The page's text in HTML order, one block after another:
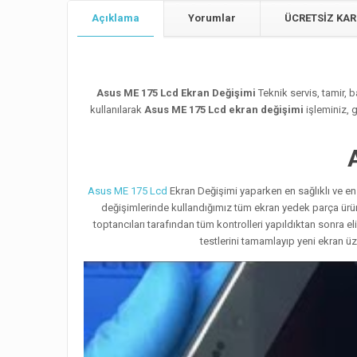
Açıklama Yorumlar ÜCRETSİZ
Asus ME 175 Lcd Ekran Değişimi Teknik servis, tamir,
kullanılarak Asus ME 175 Lcd ekran değişimi işleminiz,
Asus ME 175 Lcd Ekran Değişimi yaparken en sağlıklı ve
değişimlerinde kullandığımız tüm ekran yedek parça
toptancıları tarafından tüm kontrolleri yapıldıktan sonra
testlerini tamamlayıp yeni ekran